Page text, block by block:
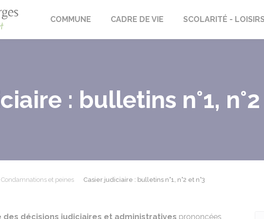
Villars-Saint-Georges
COMMUNE CADRE DE VIE SCOLARITÉ -
: bulletins n°1, n°2
Condamnations et peines Casier judiciaire : bulletins n°1, n°2 et n°3
des décisions judiciaires et administratives prononcées